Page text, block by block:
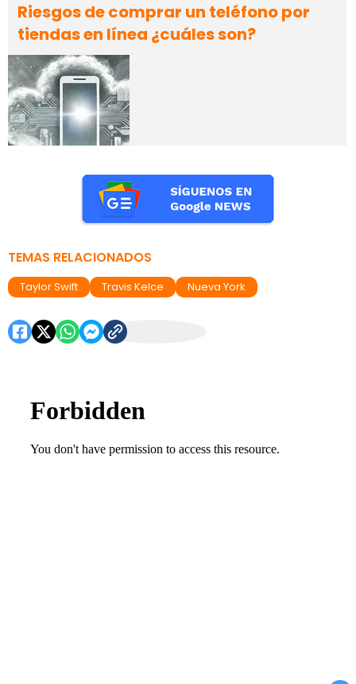
Riesgos de comprar un teléfono por
tiendas en línea ¿cuáles son?
TEMAS RELACIONADOS
Taylor Swift Travis Kelce Nueva York